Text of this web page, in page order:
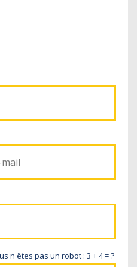
n'êtes pas un robot : 3 + 4 = ?